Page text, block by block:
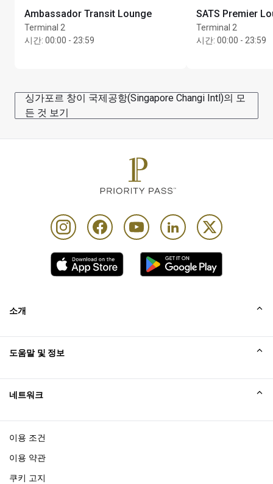
Ambassador Transit Lounge
Terminal 2
시간: 00:00 - 23:59
SATS Premier
Terminal 2
시간: 00:00 - 23:59
싱가포르 창이 국제공항(Singapore Changi Intl)의 모
든 것 보기
소개
Excellence Awards
블로그
도움말 및 정보
네트워크
이용 조건
이용 약관
쿠키 고지